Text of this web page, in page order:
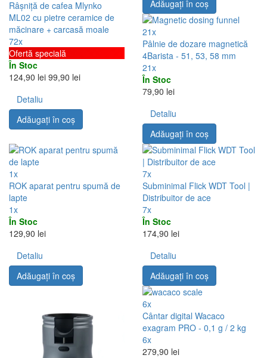
Râșniță de cafea Mlynko
ML02 cu pietre ceramice de
măcinare + carcasă moale
72x
Ofertă specială
În Stoc
124,90 lei 99,90 lei
Detaliu
Adăugați în coş
Adăugați în coş
21x
Pâlnie de dozare magnetică
4Barista - 51, 53, 58 mm
21x
În Stoc
79,90 lei
Detaliu
Adăugați în coş
1x
ROK aparat pentru spumă de
lapte
1x
În Stoc
129,90 lei
Detaliu
Adăugați în coş
7x
Subminimal Flick WDT Tool |
Distribuitor de ace
7x
În Stoc
174,90 lei
Detaliu
Adăugați în coş
6x
Cântar digital Wacaco
exagram PRO - 0,1 g / 2 kg
6x
279,90 lei